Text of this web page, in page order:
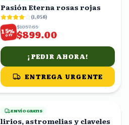
Pasión Eterna rosas rojas
(1,056)
15%
OFF
$1057.65
$899.00
¡PEDIR AHORA!
ENTREGA URGENTE
ENVÍO GRATIS
lirios, astromelias y claveles